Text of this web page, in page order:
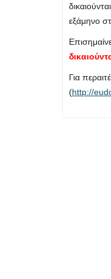
εξάμηνο
Για
(http://